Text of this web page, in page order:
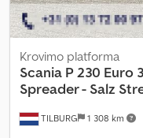
TILBURG 1 308 km
Krovimo platforma
Scania P 230 Euro
Spreader - Salz